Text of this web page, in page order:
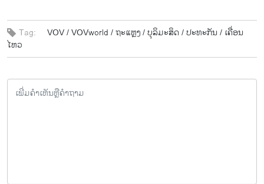
Tag: VOV /VOVworld /ຖະ​ແຫຼງ /ບຸ​ລິ​ມະ​ສິດ​ /ປ​ະ​ທະ​ກັນ / ເຄື່ອນ​
ໄຫວ